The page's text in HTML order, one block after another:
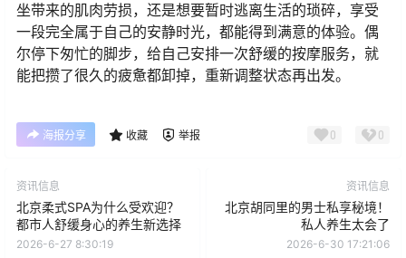
坐带来的肌肉劳损，还是想要暂时逃离生活的琐碎，享受
一段完全属于自己的安静时光，都能得到满意的体验。偶
尔停下匆忙的脚步，给自己安排一次舒缓的按摩服务，就
能把攒了很久的疲惫都卸掉，重新调整状态再出发。
海报分享 收藏 举报 0 0
资讯信息
北京柔式SPA为什么受欢迎？
都市人舒缓身心的养生新选择
2026-6-27 8:30:19
资讯信息
北京胡同里的男士私享秘境！
私人养生太会了
2026-6-30 17:21:06